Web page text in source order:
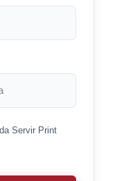
Servir Print